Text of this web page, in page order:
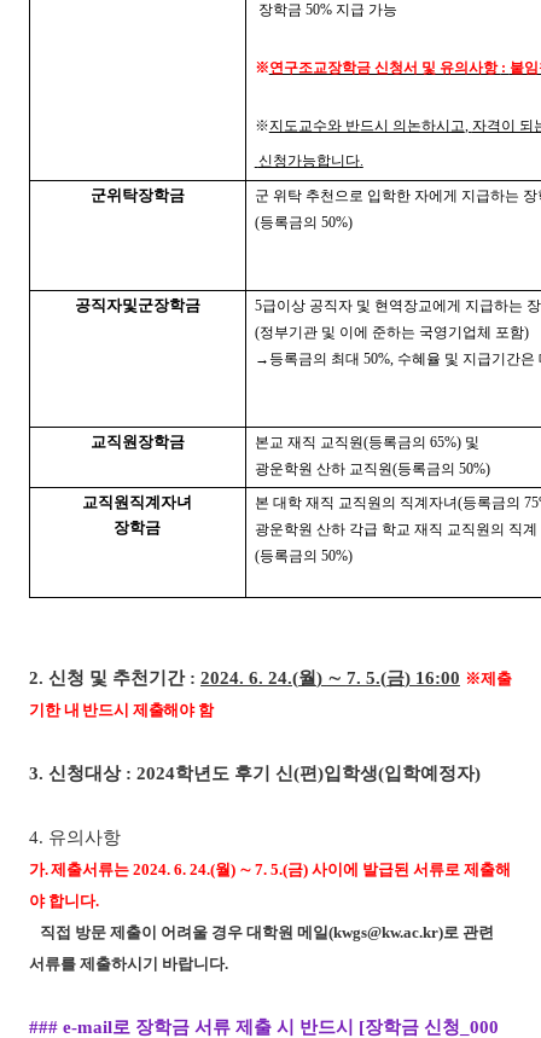
장학금 50% 지급 가능
※연구조교장학금 신청서 및 유의사항 : 붙
※지도교수와 반드시 의논하시고, 자격이 되
신청가능합니다.
군위탁장학금
군 위탁 추천으로 입학한 자에게 지급하는 장
(등록금의 50%)
공직자및군장학금 5급이상 공직자 및 현역장교에게 지급하는
(정부기관 및 이에 준하는 국영기업체 포함)
→ 등록금의 최대 50%, 수혜율 및 지급기간
교직원장학금 본교 재직 교직원(등록금의 65%) 및
광운학원 산하 교직원(등록금의 50%)
교직원직계자녀
장학금
본 대학 재직 교직원의 직계자녀(등록금의
광운학원 산하 각급 학교 재직 교직원의 직계
(등록금의 50%)
2. 신청 및 추천기간 : 2024. 6. 24.(월) ∼ 7. 5.(금) 16:00 ※제출
기한 내 반드시 제출해야 함
3. 신청대상 : 2024학년도 후기 신 (편)입학생(입학예정자)
4. 유의사항
가.제출서류는2024. 6. 24.(월) ∼7. 5.(금)사이에 발급된 서류로 제출해
야 합니다.
직접 방문 제출이 어려울 경우 대학원 메일(kwgs@kw.ac.kr)로 관련
서류를 제출하시기 바랍니다.
### e-mail로 장학금 서류 제출 시 반드시 [장학금 신청 _000